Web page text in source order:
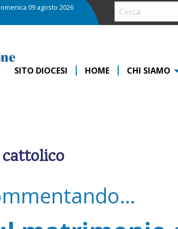
09 agosto 2026
SITO DIOCESI HOME CHI SIAMO